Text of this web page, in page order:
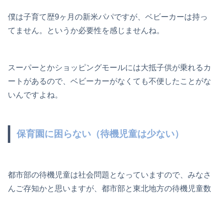
僕は子育て歴9ヶ月の新米パパですが、ベビーカーは持っ
てません。というか必要性を感じませんね。
スーパーとかショッピングモールには大抵子供が乗れるカ
ートがあるので、ベビーカーがなくても不便したことがな
いんですよね。
保育園に困らない（待機児童は少ない）
都市部の待機児童は社会問題となっていますので、みなさ
んご存知かと思いますが、都市部と東北地方の待機児童数